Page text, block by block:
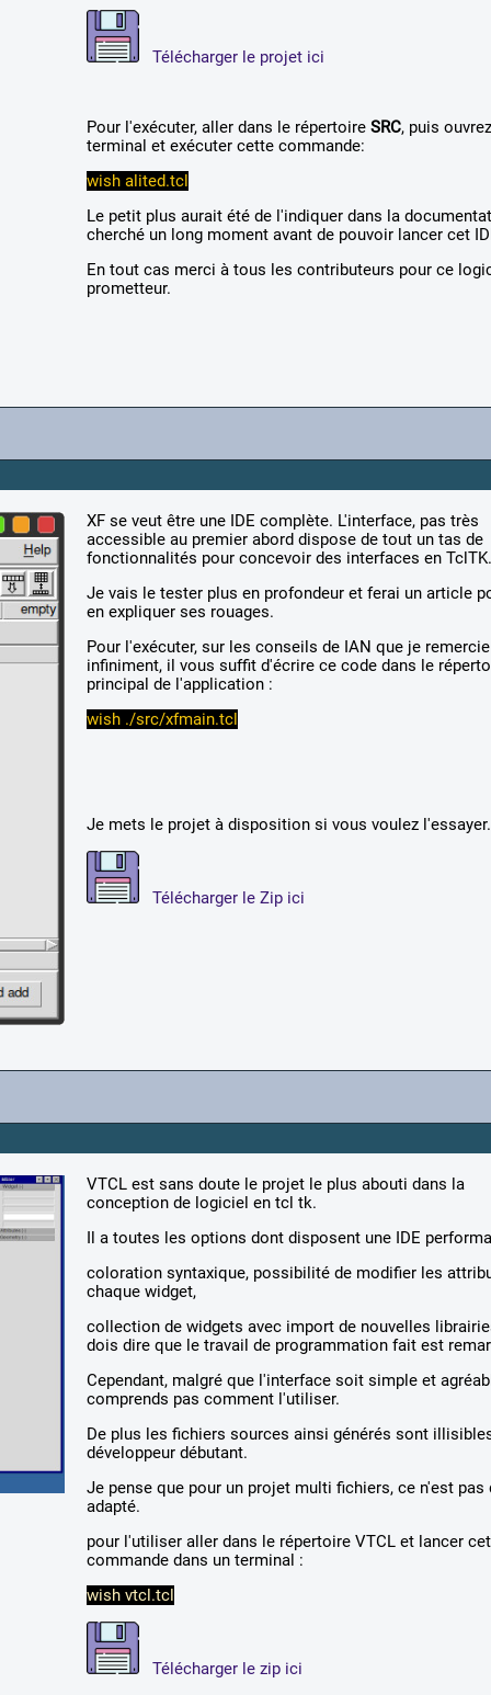
Télécharger le projet ici
Pour l'exécuter, aller dans le répertoireSRC, puis
terminal et exécuter cette commande:
wish alited.tcl
Le petit plus aurait été de l'indiquer dans la
cherché un long moment avant de pouvoir lancer cet
En tout cas merci à tous les contributeurs pour ce
prometteur.
XF se veut être une IDE complète. L'interface, pas très
accessible au premier abord dispose de tout un tas de
fonctionnalités pour concevoir des interfaces en TclTK.
Je vais le tester plus en profondeur et ferai un article
en expliquer ses rouages.
Pour l'exécuter, sur les conseils de IAN que je remercie
infiniment, il vous suffit d'écrire ce code dans le
principal de l'application :
wish ./src/xfmain.tcl
Je mets le projet à disposition si vous voulez l'essayer.
Télécharger le Zip ici
VTCL est sans doute le projet le plus abouti dans la
conception de logiciel en tcl tk.
Il a toutes les options dont disposent une IDE
coloration syntaxique, possibilité de modifier les
chaque widget,
collection de widgets avec import de nouvelles
dois dire que le travail de programmation fait est
Cependant, malgré que l'interface soit simple et
comprends pas comment l'utiliser.
De plus les fichiers sources ainsi générés sont
développeur débutant.
Je pense que pour un projet multi fichiers, ce n'est pas
adapté.
pour l'utiliser aller dans le répertoire VTCL et lancer
commande dans un terminal :
wish vtcl.tcl
Télécharger le zip ici